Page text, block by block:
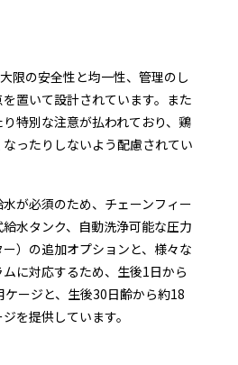
限の安全性と均一性、管理のし
置いて設計されています。また
特別な注意が払われており、鶏
ったりしないよう配慮されてい
が必須のため、チェーンフィー
水タンク、自動洗浄可能な圧力
）の追加オプションと、様々な
に対応するため、生後1日から
ージと、生後30日齢から約18
を提供しています。